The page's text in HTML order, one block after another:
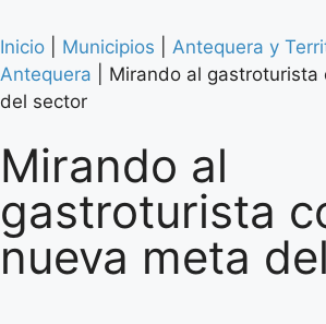
Inicio Municipios Antequera y
Antequera
Mirando al gastroturista
del sector
Mirando al
gastroturista
nueva meta